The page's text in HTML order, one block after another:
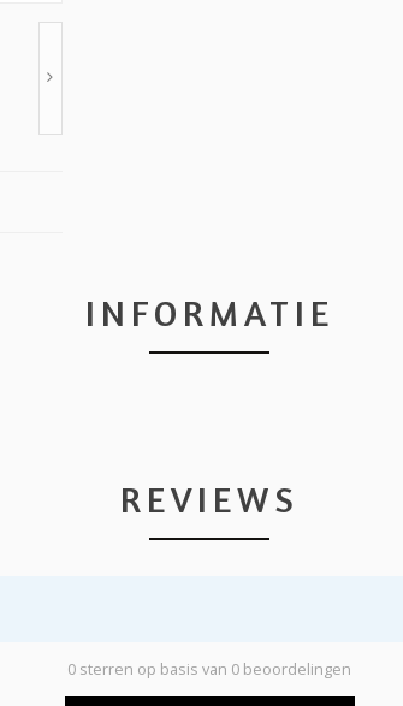
INFORMATIE
REVIEWS
0 sterren op basis van 0 beoordelingen